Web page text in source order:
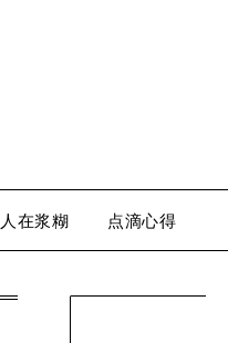
人在浆糊 点滴心得